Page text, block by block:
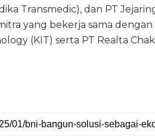
Transmedic), dan PT
yang bekerja sama dengan
(KIT) serta PT Realta